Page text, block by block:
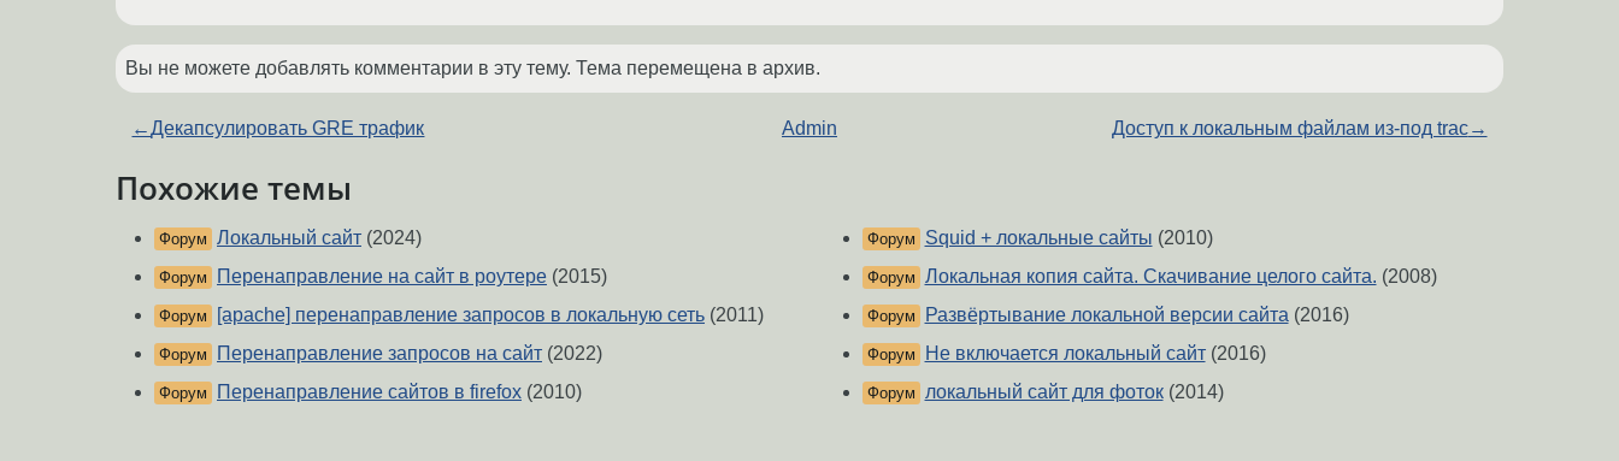
Вы не можете добавлять комментарии в эту тему. Тема перемещена в архив.
←Декапсулировать GRE трафик Admin Доступ к локальным файлам из-под trac→
Похожие темы
Форум Локальный сайт (2024)
Форум Перенаправление на сайт в роутере (2015)
Форум [apache] перенаправление запросов в локальную сеть (2011)
Форум Перенаправление запросов на сайт (2022)
Форум Перенаправление сайтов в firefox (2010)
Форум Squid + локальные сайты (2010)
Форум Локальная копия сайта. Скачивание целого сайта. (2008)
Форум Развёртывание локальной версии сайта(2016)
Форум Не включается локальный сайт(2016)
Форум локальный сайт для фоток(2014)